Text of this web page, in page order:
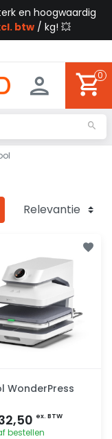
en hoogwaardig
btw / kg! 💥
0
WonderPress
ex. BTW
bestellen